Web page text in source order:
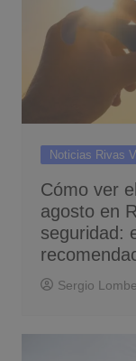
Noticias Rivas
Cómo ver
agosto en
seguridad:
Sergio